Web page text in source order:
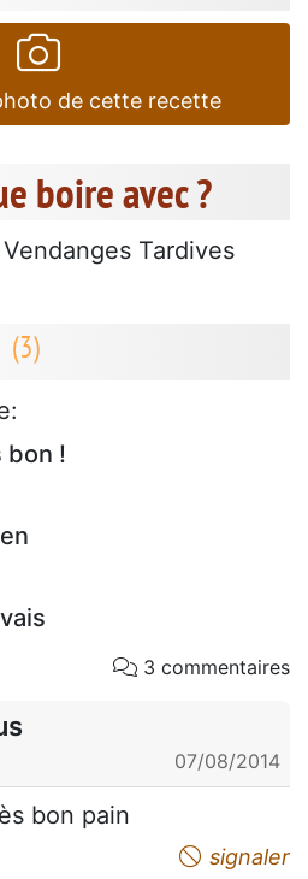
de cette recette
boire avec ?
Tardives
bon !
3 commentaires
07/08/2014
bon pain
appreciate signaler